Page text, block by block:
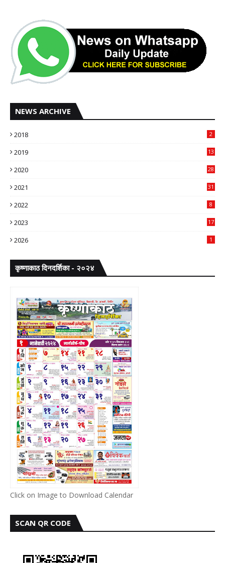
NEWS ARCHIVE
2018 2
2019 13
2020 28
2021 31
2022 8
2023 17
2026 1
कृष्णाकाठ दिनदर्शिका - २०२४
Click on Image to Download Calendar
SCAN QR CODE